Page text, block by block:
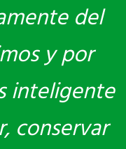
del
y por
inteligente
conservar